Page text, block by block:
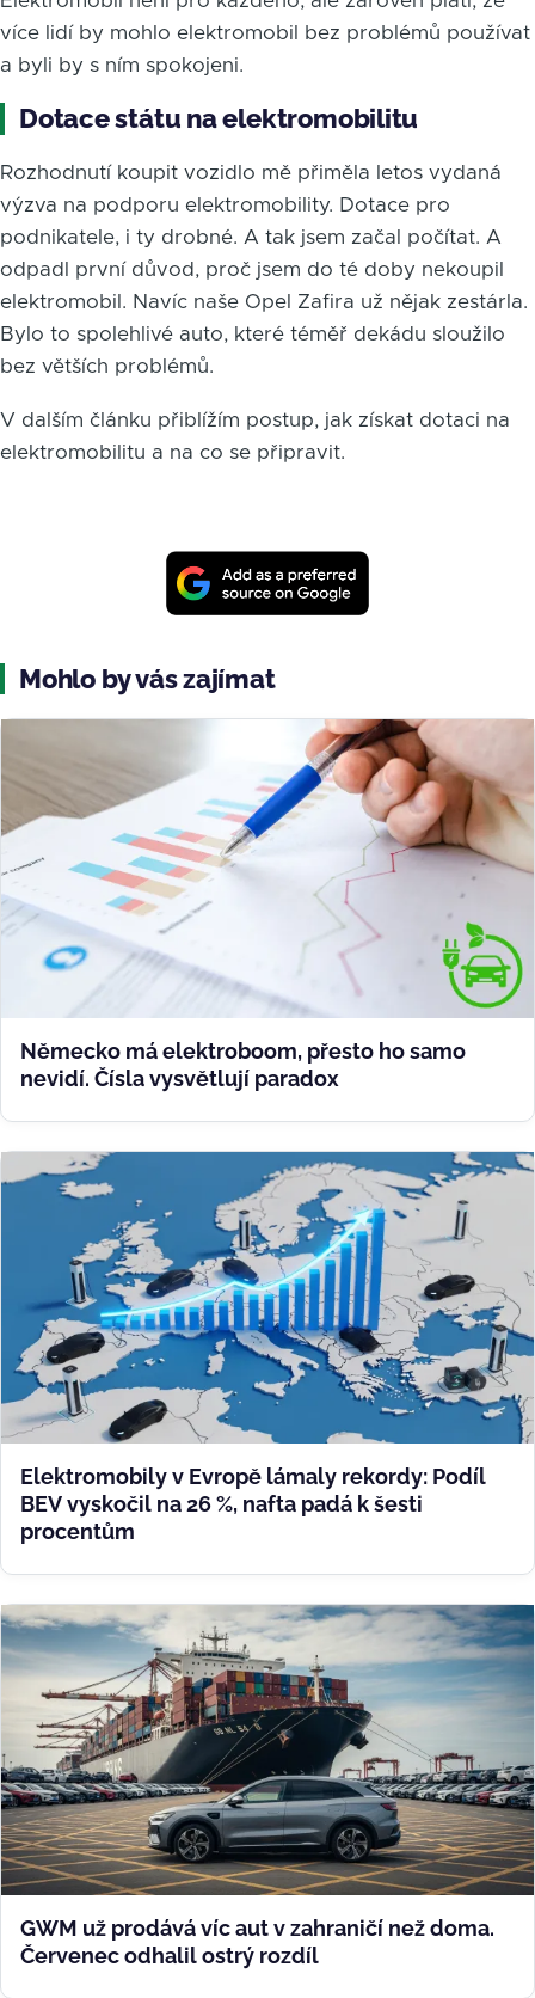
více lidí by mohlo elektromobil bez problémů používat
a byli by s ním spokojeni.
Dotace státu na elektromobilitu
Rozhodnutí koupit vozidlo mě přiměla letos vydaná
výzva na podporu elektromobility. Dotace pro
podnikatele, i ty drobné. A tak jsem začal počítat. A
odpadl první důvod, proč jsem do té doby nekoupil
elektromobil. Navíc naše Opel Zafira už nějak zestárla.
Bylo to spolehlivé auto, které téměř dekádu sloužilo
bez větších problémů.
V dalším článku přiblížím postup, jak získat dotaci na
elektromobilitu a na co se připravit.
Mohlo by vás zajímat
Německo má elektroboom, přesto ho samo
nevidí. Čísla vysvětlují paradox
Elektromobily v Evropě lámaly rekordy: Podíl
BEV vyskočil na 26 %, nafta padá k šesti
procentům
GWM už prodává víc aut v zahraničí než doma.
Červenec odhalil ostrý rozdíl